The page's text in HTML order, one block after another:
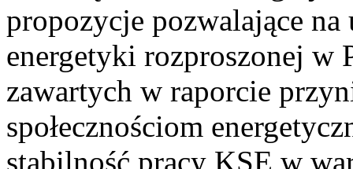
propozycje pozwalające
energetyki rozproszonej w
zawartych w raporcie
społecznościom
stabilność pracy KSE w